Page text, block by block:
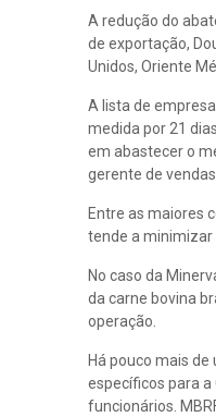
A redução do
de exportação,
Unidos, Oriente
A lista de
medida por 21
em abastecer o
gerente de
Entre as maiores
tende a minimizar
No caso da
da carne bovina
operação.
Há pouco mais
específicos para
funcionários.